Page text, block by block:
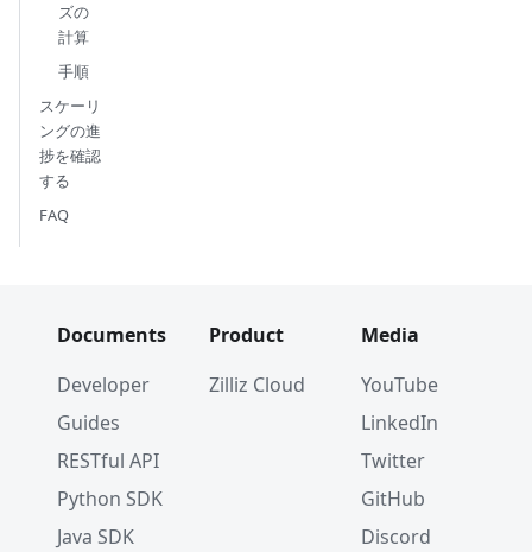
ズの
計算
手順
スケーリ
ングの進
捗を確認
する
FAQ
Documents
Developer
Guides
RESTful API
Python SDK
Java SDK
Product
Zilliz Cloud
Media
YouTube
LinkedIn
Twitter
GitHub
Discord